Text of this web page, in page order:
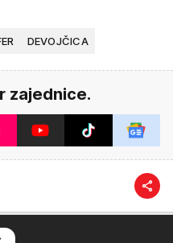
DEVOJČICA
zajednice.